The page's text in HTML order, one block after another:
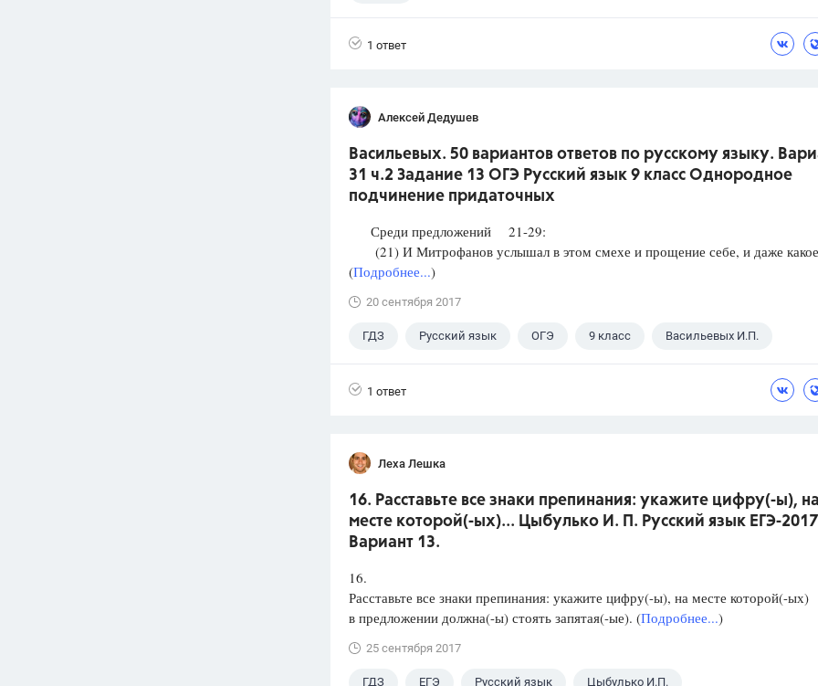
1 ответ
Алексей Дедушев
Васильевых. 50 вариантов ответов по русскому языку.
31 ч.2 Задание 13 ОГЭ Русский язык 9 класс Однородное
подчинение придаточных
Среди предложений 21-29:
(21) И Митрофанов услышал в этом смехе и прощение себе, и даже
(Подробнее...)
20 сентября 2017
ГДЗ Русский язык ОГЭ 9 класс Васильевых И.П.
1 ответ
Леха Лешка
16. Расставьте все знаки препинания: укажите цифру(-ы), на
месте которой(-ых)... Цыбулько И. П. Русский язык ЕГЭ-
Вариант 13.
16.
Расставьте все знаки препинания: укажите цифру(-ы), на месте которой(-ых)
в предложении должна(-ы) стоять запятая(-ые). (Подробнее...)
25 сентября 2017
ГДЗ ЕГЭ Русский язык Цыбулько И.П.